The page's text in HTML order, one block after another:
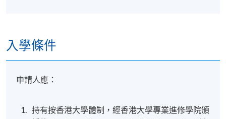
入學條件
申請人應：
持有按香港大學體制，經香港大學專業進修學院頒